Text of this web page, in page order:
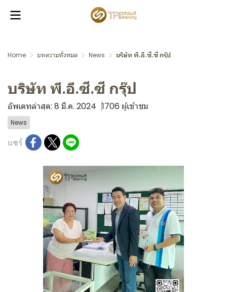
Home บทความทั้งหมด News บริษัท พี.อี.ซี.ซี กรุ๊ป
บริษัท พี.อี.ซี.ซี กรุ๊ป
อัพเดทล่าสุด: 8 มี.ค. 2024 1706 ผู้เข้าชม
News
แชร์